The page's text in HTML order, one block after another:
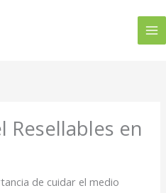
Resellables en
de cuidar el medio